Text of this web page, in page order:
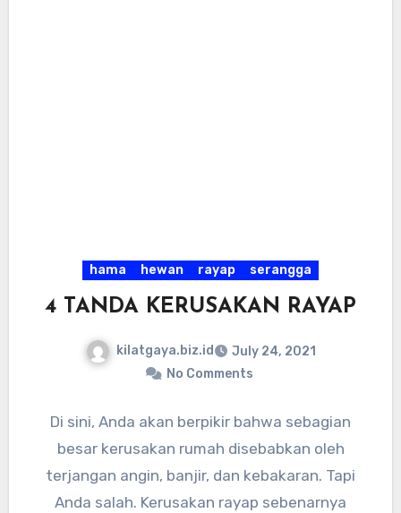
hama hewan rayap serangga
4 TANDA KERUSAKAN RAYAP
kilatgaya.biz.id
July 24, 2021
No Comments
Di sini, Anda akan berpikir bahwa sebagian
besar kerusakan rumah disebabkan oleh
terjangan angin, banjir, dan kebakaran. Tapi
Anda salah. Kerusakan rayap sebenarnya